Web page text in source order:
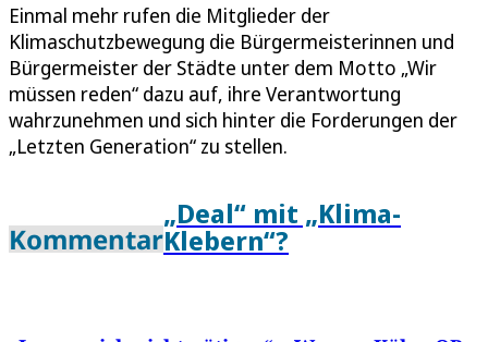
Einmal mehr rufen die Mitglieder der
Klimaschutzbewegung die Bürgermeisterinnen und
Bürgermeister der Städte unter dem Motto „Wir
müssen reden“ dazu auf, ihre Verantwortung
wahrzunehmen und sich hinter die Forderungen der
„Letzten Generation“ zu stellen.
Kommentar
„Deal“ mit „Klima-
Klebern“?